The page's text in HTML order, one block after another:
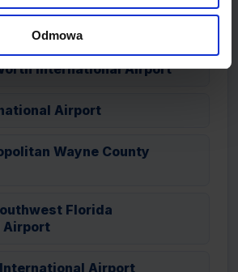
Odmowa
International Airport
International Airport
Airport
Wayne County
Florida
Airport
Airport